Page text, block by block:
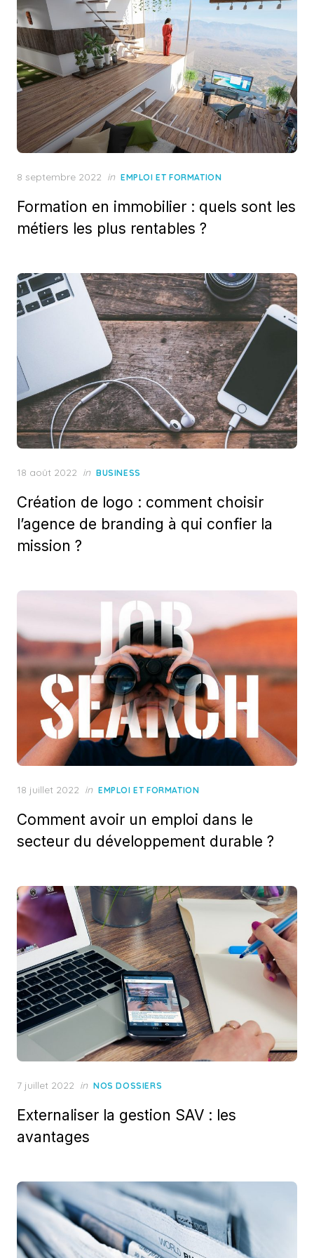
Posted
8 septembre 2022 in EMPLOI ET FORMATION
Formation en immobilier : quels sont les
métiers les plus rentables ?
Posted
18 août 2022 in BUSINESS
Création de logo : comment choisir
l’agence de branding à qui confier la
mission ?
Posted
18 juillet 2022 in EMPLOI ET FORMATION
Comment avoir un emploi dans le
secteur du développement durable ?
Posted
7 juillet 2022 in NOS DOSSIERS
Externaliser la gestion SAV : les
avantages